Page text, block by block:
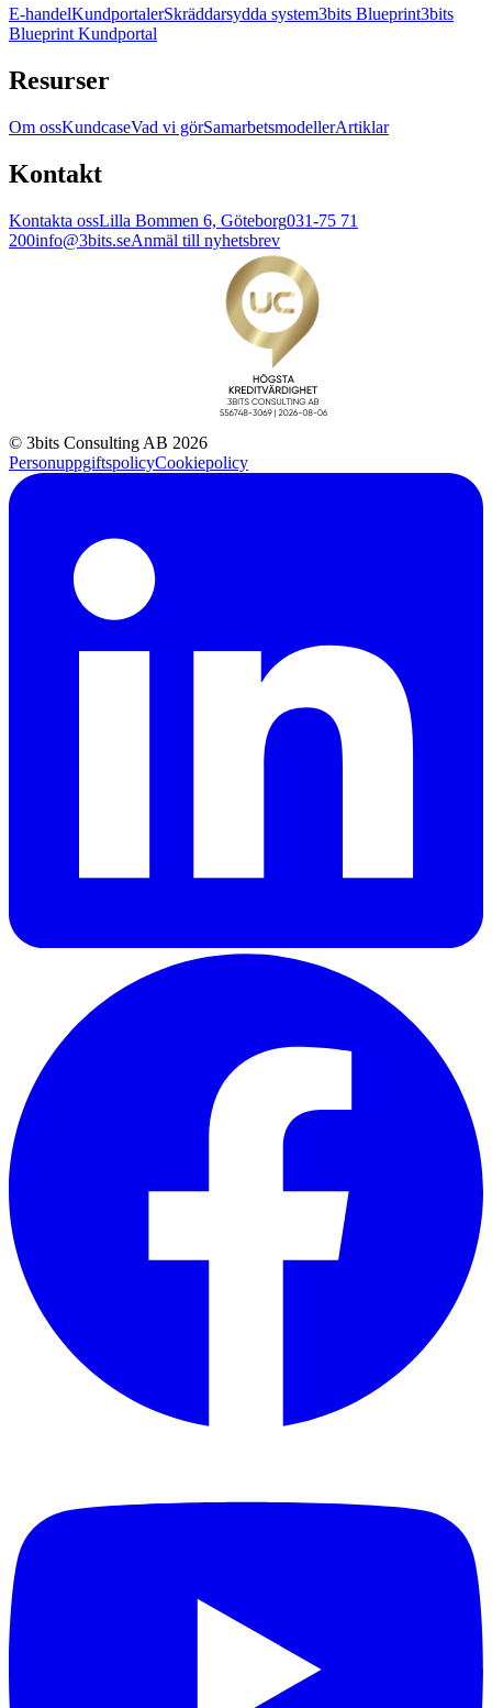
E-handelKundportalerSkräddarsydda system3bits Blueprint3bits
Blueprint Kundportal
Resurser
Om ossKundcaseVad vi görSamarbetsmodellerArtiklar
Kontakt
Kontakta ossLilla Bommen 6, Göteborg031-75 71
200info@3bits.seAnmäl till nyhetsbrev
© 3bits Consulting AB 2026
PersonuppgiftspolicyCookiepolicy